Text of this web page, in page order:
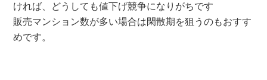
ければ、どうしても値下げ競争になりがちです
販売マンション数が多い場合は閑散期を狙うのもおすす
めです。